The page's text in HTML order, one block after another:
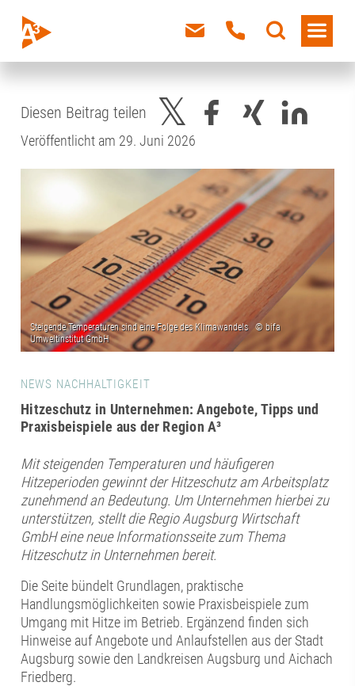
Diesen Beitrag teilen
Veröffentlicht am 29. Juni 2026
NEWS NACHHALTIGKEIT
Hitzeschutz in Unternehmen: Angebote, Tipps und
Praxisbeispiele aus der Region A³
Mit steigenden Temperaturen und häufigeren
Hitzeperioden gewinnt der Hitzeschutz am Arbeitsplatz
zunehmend an Bedeutung. Um Unternehmen hierbei zu
unterstützen, stellt die Regio Augsburg Wirtschaft
GmbH eine neue Informationsseite zum Thema
Hitzeschutz in Unternehmen bereit.
Die Seite bündelt Grundlagen, praktische
Handlungsmöglichkeiten sowie Praxisbeispiele zum
Umgang mit Hitze im Betrieb. Ergänzend finden sich
Hinweise auf Angebote und Anlaufstellen aus der Stadt
Augsburg sowie den Landkreisen Augsburg und Aichach
Friedberg.